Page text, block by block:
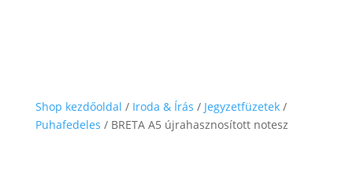
Shop kezdőoldal / Iroda & Írás / Jegyzetfüzetek/
Puhafedeles / BRETA A5 újrahasznosított notesz